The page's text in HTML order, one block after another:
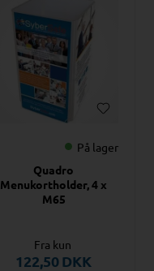
På lager
Quadro
Menukortholder, 4 x
M65
Fra kun
122,50DKK